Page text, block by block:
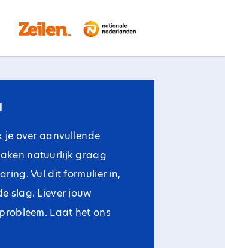
je over aanvullende
natuurlijk graag
Vul dit formulier in,
slag. Liever jouw
Laat het ons